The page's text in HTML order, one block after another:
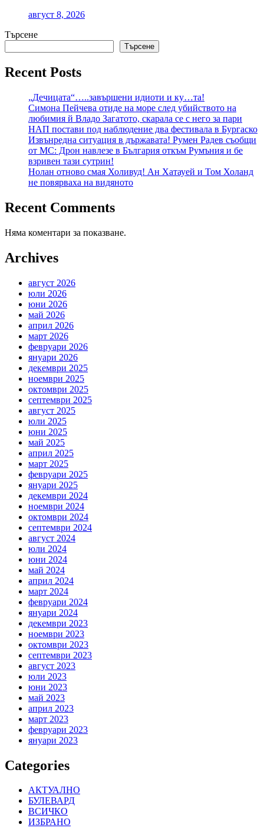
август 8, 2026
Търсене
Търсене
Recent Posts
„Дечицата“…..завършени идиоти и ку…та!
Симона Пейчева отиде на море след убийството на
любимия й Владо Загатото, скарала се с него за пари
НАП постави под наблюдение два фестивала в Бургаско
Извънредна ситуация в държавата! Румен Радев съобщи
от МС: Дрон навлезе в България откъм Румъния и бе
взривен тази сутрин!
Нолан отново смая Холивуд! Ан Хатауей и Том Холанд
не повярваха на видяното
Recent Comments
Няма коментари за показване.
Archives
август 2026
юли 2026
юни 2026
май 2026
април 2026
март 2026
февруари 2026
януари 2026
декември 2025
ноември 2025
октомври 2025
септември 2025
август 2025
юли 2025
юни 2025
май 2025
април 2025
март 2025
февруари 2025
януари 2025
декември 2024
ноември 2024
октомври 2024
септември 2024
август 2024
юли 2024
юни 2024
май 2024
април 2024
март 2024
февруари 2024
януари 2024
декември 2023
ноември 2023
октомври 2023
септември 2023
август 2023
юли 2023
юни 2023
май 2023
април 2023
март 2023
февруари 2023
януари 2023
Categories
АКТУАЛНО
БУЛЕВАРД
ВСИЧКО
ИЗБРАНО